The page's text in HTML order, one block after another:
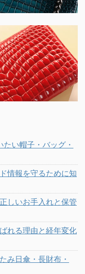
い帽子・バッグ・
情報を守るために知
しいお手入れと保管
れる理由と経年変化
み日傘・長財布・